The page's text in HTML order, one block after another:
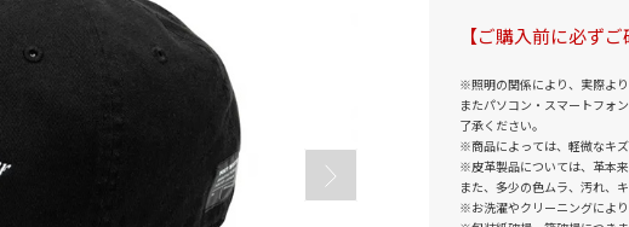
【ご購入前に必ず
※照明の関係により、実際よ
またパソコン・スマートフォ
了承ください。
※商品によっては、軽微なキ
※皮革製品については、革本
また、多少の色ムラ、汚れ、
※お洗濯やクリーニングによ